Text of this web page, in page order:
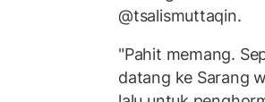
@tsalismuttaqin.
"Pahit memang.
datang ke Sarang